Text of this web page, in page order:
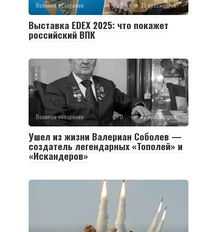
Военное обозрение 0 35 просмотров
Выставка EDEX 2025: что покажет
российский ВПК
Военное обозрение 0 49 просмотров
Ушел из жизни Валериан Соболев —
создатель легендарных «Тополей» и
«Искандеров»